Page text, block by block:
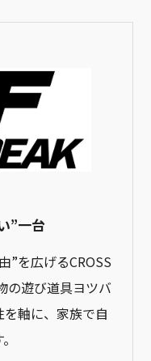
”一台
”を広げるCROSS
の遊び道具ヨツバ
軸に、家族で自